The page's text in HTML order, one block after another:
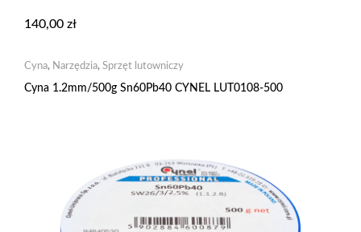
140,00 zł
Cyna, Narzędzia, Sprzęt lutowniczy
Cyna 1.2mm/500g Sn60Pb40 CYNEL LUT0108-500